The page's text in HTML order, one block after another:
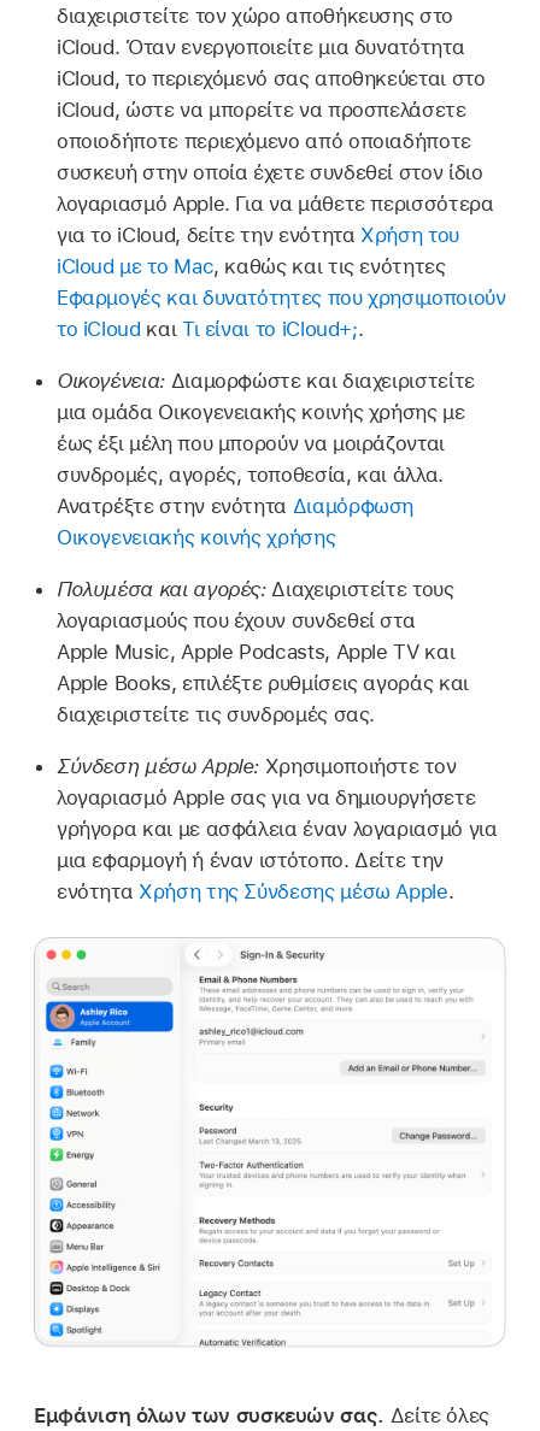
διαχειριστείτε τον χώρο αποθήκευσης στο
iCloud. Όταν ενεργοποιείτε μια δυνατότητα
iCloud, το περιεχόμενό σας αποθηκεύεται στο
iCloud, ώστε να μπορείτε να προσπελάσετε
οποιοδήποτε περιεχόμενο από οποιαδήποτε
συσκευή στην οποία έχετε συνδεθεί στον ίδιο
λογαριασμό Apple. Για να μάθετε περισσότερα
για το iCloud, δείτε την ενότητα Χρήση του
iCloud με το Mac, καθώς και τις ενότητες
Εφαρμογές και δυνατότητες που χρησιμοποιούν
το iCloud και Τι είναι το iCloud+;.
Οικογένεια:Διαμορφώστε και διαχειριστείτε
μια ομάδα Οικογενειακής κοινής χρήσης με
έως έξι μέλη που μπορούν να μοιράζονται
συνδρομές, αγορές, τοποθεσία, και άλλα.
Ανατρέξτε στην ενότητα Διαμόρφωση
Οικογενειακής κοινής χρήσης
Πολυμέσα και αγορές:Διαχειριστείτε τους
λογαριασμούς που έχουν συνδεθεί στα
Apple Music, Apple Podcasts, Apple TV και
Apple Books, επιλέξτε ρυθμίσεις αγοράς και
διαχειριστείτε τις συνδρομές σας.
Σύνδεση μέσω Apple: Χρησιμοποιήστε τον
λογαριασμό Apple σας για να δημιουργήσετε
γρήγορα και με ασφάλεια έναν λογαριασμό για
μια εφαρμογή ή έναν ιστότοπο. Δείτε την
ενότητα Χρήση της Σύνδεσης μέσω Apple.
Εμφάνιση όλων των συσκευών σας. Δείτε όλες